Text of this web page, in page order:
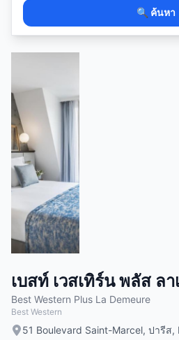
🔍 ค้นหา
เบสท์ เวสเทิร์น พลัส ลา
Best Western Plus La Demeure
Best Western
51 Boulevard Saint-Marcel, ปารีส,